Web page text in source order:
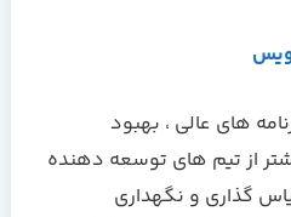
های عالی ، بهبود
از تیم های توسعه دهنده
گذاری و نگهداری